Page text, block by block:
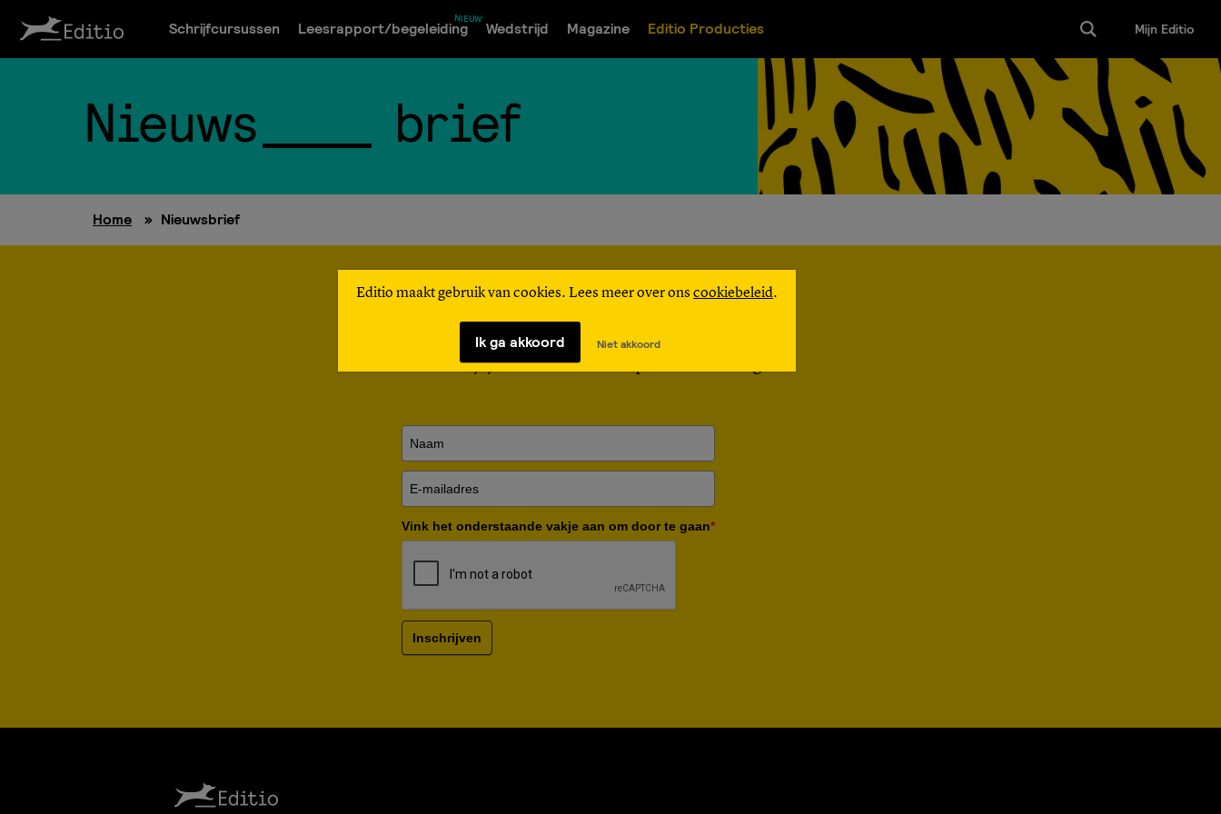
Schrijfcursussen Leesrapport/begeleiding Wedstrijd Magazine Editio Producties Mijn Editio
Editio maakt gebruik van cookies. Lees meer over ons cookiebeleid.
Ik ga akkoord Niet akkoord
Nieuws brief
Home » Nieuwsbrief
Op de hoogte blijven?
Schrijf je hier in om Editio updates te ontvangen.
Vink het onderstaande vakje aan om door te gaan*
Inschrijven